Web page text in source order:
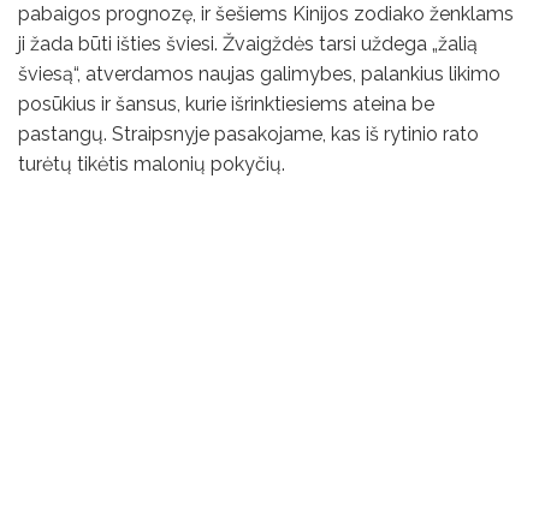
pabaigos prognozę, ir šešiems Kinijos zodiako ženklams
ji žada būti išties šviesi. Žvaigždės tarsi uždega „žalią
šviesą“, atverdamos naujas galimybes, palankius likimo
posūkius ir šansus, kurie išrinktiesiems ateina be
pastangų. Straipsnyje pasakojame, kas iš rytinio rato
turėtų tikėtis malonių pokyčių.